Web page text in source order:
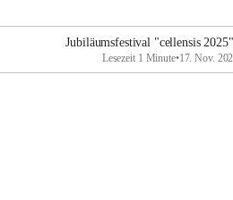
Jubiläumsfestival "cellensis
Lesezeit 1 Minute•17. Nov.